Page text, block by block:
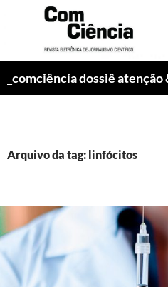
_comciência dossiê atenção
Arquivo da tag: linfócitos